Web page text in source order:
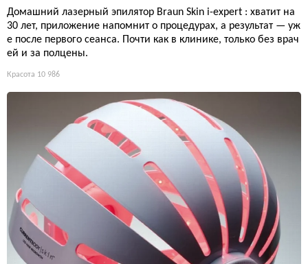
Домашний лазерный эпилятор Braun Skin i-expert : хватит на
30 лет, приложение напомнит о процедурах, а результат — уж
е после первого сеанса. Почти как в клинике, только без врач
ей и за полцены.
Красота 10 986